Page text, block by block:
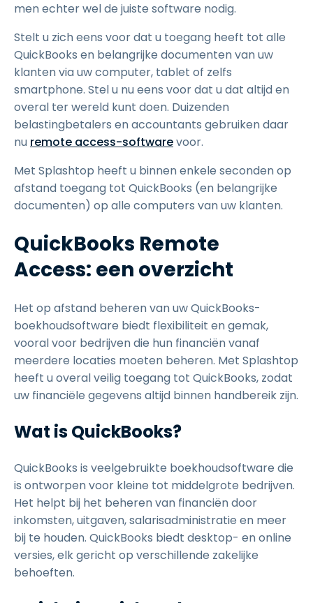
men echter wel de juiste software nodig.
Stelt u zich eens voor dat u toegang heeft tot alle
QuickBooks en belangrijke documenten van uw
klanten via uw computer, tablet of zelfs
smartphone. Stel u nu eens voor dat u dat altijd en
overal ter wereld kunt doen. Duizenden
belastingbetalers en accountants gebruiken daar
nu remote access-softwarevoor.
Met Splashtop heeft u binnen enkele seconden op
afstand toegang tot QuickBooks (en belangrijke
documenten) op alle computers van uw klanten.
QuickBooks Remote
Access: een overzicht
Het op afstand beheren van uw QuickBooks-
boekhoudsoftware biedt flexibiliteit en gemak,
vooral voor bedrijven die hun financiën vanaf
meerdere locaties moeten beheren. Met Splashtop
heeft u overal veilig toegang tot QuickBooks, zodat
uw financiële gegevens altijd binnen handbereik zijn.
Wat is QuickBooks?
QuickBooks is veelgebruikte boekhoudsoftware die
is ontworpen voor kleine tot middelgrote bedrijven.
Het helpt bij het beheren van financiën door
inkomsten, uitgaven, salarisadministratie en meer
bij te houden. QuickBooks biedt desktop- en online
versies, elk gericht op verschillende zakelijke
behoeften.